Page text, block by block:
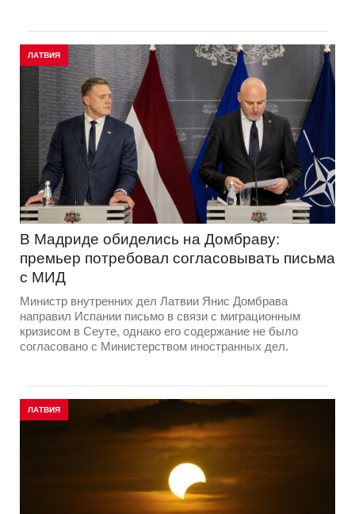
ЛАТВИЯ
В Мадриде обиделись на Домбраву:
премьер потребовал согласовывать письма
с МИД
Министр внутренних дел Латвии Янис Домбрава
направил Испании письмо в связи с миграционным
кризисом в Сеуте, однако его содержание не было
согласовано с Министерством иностранных дел.
ЛАТВИЯ